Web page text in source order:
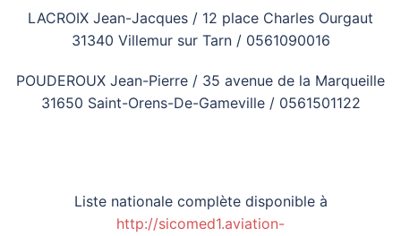
LACROIX Jean-Jacques / 12 place Charles Ourgaut
31340 Villemur sur Tarn / 0561090016
POUDEROUX Jean-Pierre / 35 avenue de la Marqueille
31650 Saint-Orens-De-Gameville / 0561501122
Liste nationale complète disponible à
http://sicomed1.aviation-